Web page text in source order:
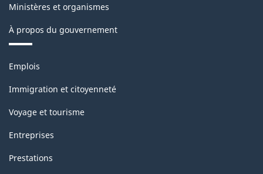
Ministères et organismes
À propos du gouvernement
Thèmes
sujets
Emplois
Immigration et citoyenneté
Voyage et tourisme
Entreprises
Prestations